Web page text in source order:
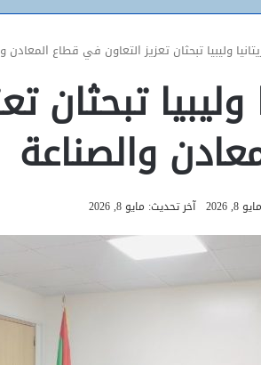
وليبيا تبحثان تعزيز التعاون في قطاع المعادن
وليبيا تبحثان
والصناعة
مايو 8, 2026 آخر تحديث: مايو 8, 2026